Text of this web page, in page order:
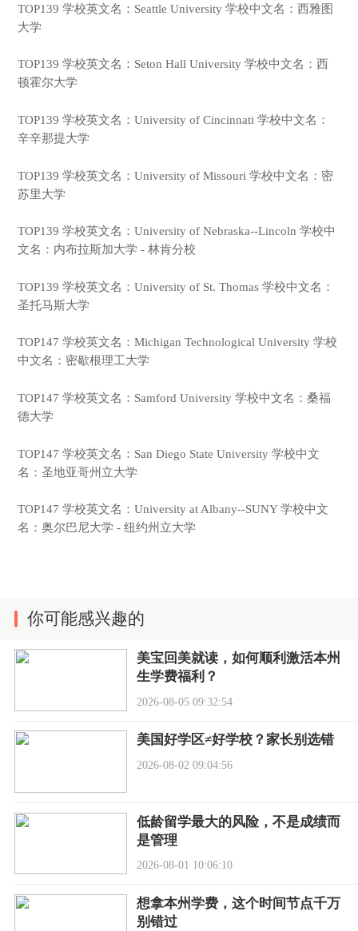
TOP139 学校英文名：Seattle University 学校中文名：西雅图
大学
TOP139 学校英文名：Seton Hall University 学校中文名：西
顿霍尔大学
TOP139 学校英文名：University of Cincinnati 学校中文名：
辛辛那提大学
TOP139 学校英文名：University of Missouri 学校中文名：密
苏里大学
TOP139 学校英文名：University of Nebraska--Lincoln 学校中
文名：内布拉斯加大学 - 林肯分校
TOP139 学校英文名：University of St. Thomas 学校中文名：
圣托马斯大学
TOP147 学校英文名：Michigan Technological University 学校
中文名：密歇根理工大学
TOP147 学校英文名：Samford University 学校中文名：桑福
德大学
TOP147 学校英文名：San Diego State University 学校中文
名：圣地亚哥州立大学
TOP147 学校英文名：University at Albany--SUNY 学校中文
名：奥尔巴尼大学 - 纽约州立大学
你可能感兴趣的
美宝回美就读，如何顺利激活本州
生学费福利？
2026-08-05 09:32:54
美国好学区≠好学校？家长别选错
2026-08-02 09:04:56
低龄留学最大的风险，不是成绩而
是管理
2026-08-01 10:06:10
想拿本州学费，这个时间节点千万
别错过